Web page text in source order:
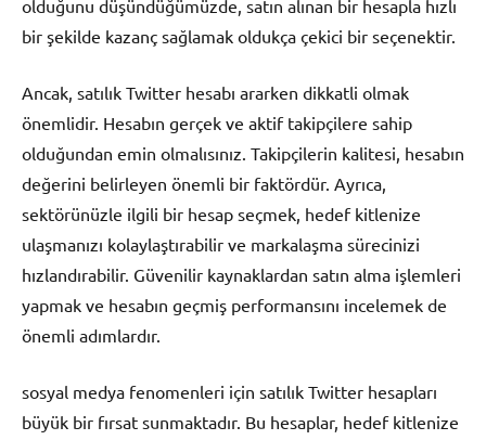
olduğunu düşündüğümüzde, satın alınan bir hesapla hızlı
bir şekilde kazanç sağlamak oldukça çekici bir seçenektir.
Ancak, satılık Twitter hesabı ararken dikkatli olmak
önemlidir. Hesabın gerçek ve aktif takipçilere sahip
olduğundan emin olmalısınız. Takipçilerin kalitesi, hesabın
değerini belirleyen önemli bir faktördür. Ayrıca,
sektörünüzle ilgili bir hesap seçmek, hedef kitlenize
ulaşmanızı kolaylaştırabilir ve markalaşma sürecinizi
hızlandırabilir. Güvenilir kaynaklardan satın alma işlemleri
yapmak ve hesabın geçmiş performansını incelemek de
önemli adımlardır.
sosyal medya fenomenleri için satılık Twitter hesapları
büyük bir fırsat sunmaktadır. Bu hesaplar, hedef kitlenize